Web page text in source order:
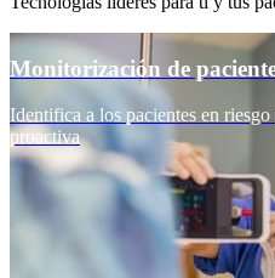
Monitorización de
Identifica a los pacientes en
proactiva